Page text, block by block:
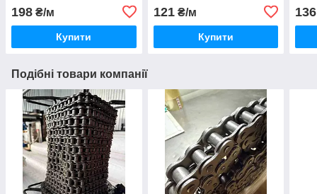
198 ₴/м
Купити
121₴/м
Купити
136
Подібні товари компанії